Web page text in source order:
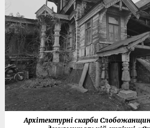
Архітектурні скарби